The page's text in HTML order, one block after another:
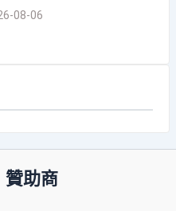
08-06
贊助商